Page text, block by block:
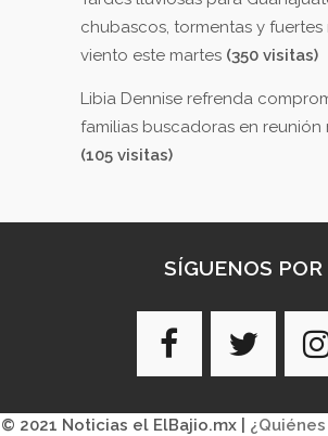
chubascos, tormentas y fuertes
viento este martes (350 visitas)
Libia Dennise refrenda
familias buscadoras en reunión
(105 visitas)
SÍGUENOS POR
© 2021 Noticias el ElBajio.mx |